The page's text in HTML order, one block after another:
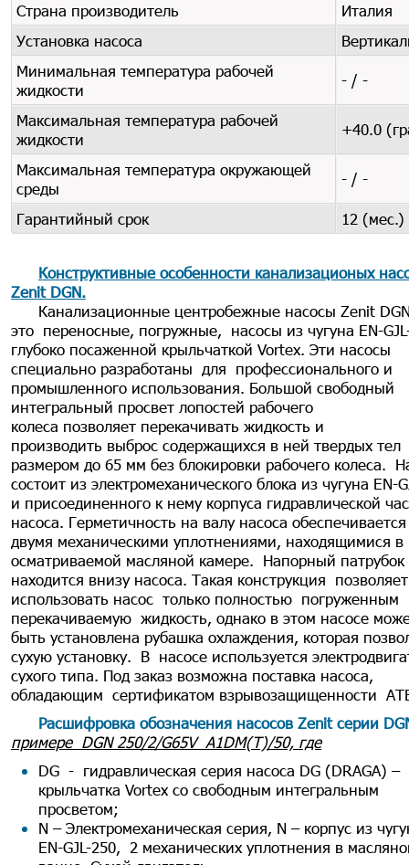
Страна производитель
Италия
Установка насоса
Минимальная температура рабочей
жидкости
- / -
Максимальная температура рабочей
жидкости
+40.0
Максимальная температура окружающей
среды
- / -
Гарантийный срок 12 (мес.)
Конструктивные особенности канализационых
Zenit DGN.
Канализационные центробежные насосы Zenit
это переносные, погружные, насосы из чугуна EN-
глубоко посаженной крыльчаткой Vortex. Эти насосы
специально разработаны для профессионального и
промышленного использования. Большой свободный
интегральный просвет лопостей рабочего
колеса позволяет перекачивать жидкость и
производить выброс содержащихся в ней твердых тел
размером до 65 мм без блокировки рабочего колеса.
состоит из электромеханического блока из чугуна EN-
и присоединенного к нему корпуса гидравлической
насоса. Герметичность на валу насоса обеспечивается
двумя механическими уплотнениями, находящимися в
осматриваемой масляной камере. Напорный патрубок
находится внизу насоса. Такая конструкция позволяет
использовать насос только полностью погруженным
перекачиваемую жидкость, однако в этом насосе
быть установлена рубашка охлаждения, которая
сухую установку. В насосе используется
сухого типа. Под заказ возможна поставка насоса,
обладающим сертификатом взрывозащищенности
Расшифровка обозначения насосов Zenit серии
примере DGN 250/2/G65V A1DM(T)/50, где
DG - гидравлическая серия насоса DG (DRAGA) –
крыльчатка Vortex со свободным интегральным
просветом;
N – Электромеханическая серия, N – корпус из
EN-GJL-250, 2 механических уплотнения в